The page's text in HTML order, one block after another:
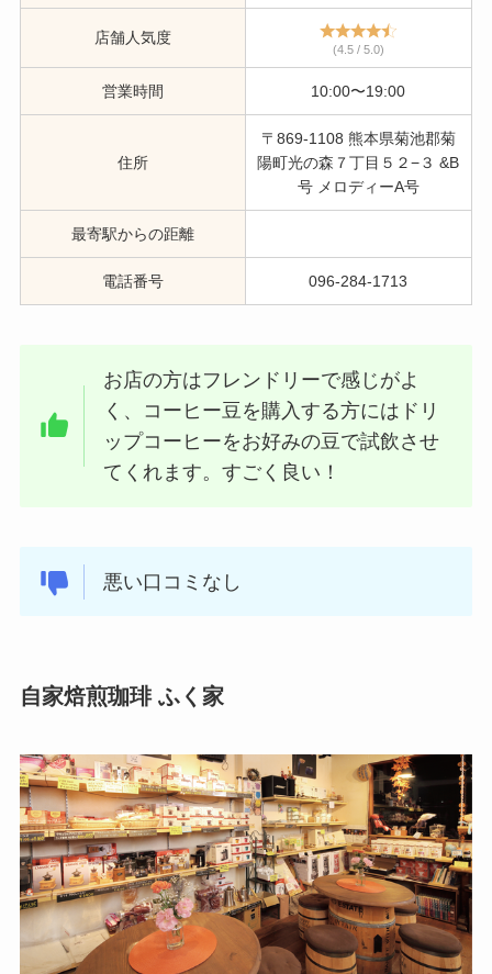
店舗人気度
(4.5 / 5.0)
営業時間 10:00〜19:00
住所
〒869-1108 熊本県菊池郡菊
陽町光の森７丁目５２−３ &B
号 メロディーA号
最寄駅からの距離
電話番号 096-284-1713
お店の方はフレンドリーで感じがよ
く、コーヒー豆を購入する方にはドリ
ップコーヒーをお好みの豆で試飲させ
てくれます。すごく良い！
悪い口コミなし
自家焙煎珈琲 ふく家